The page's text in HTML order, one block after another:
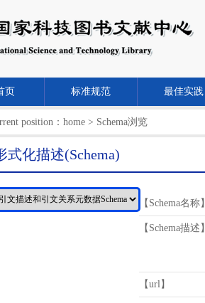
页 标准规范 最佳实践
position： home > Schema浏览
式化描述(Schema)
【Schema名称】
【Schema描述】
【url】